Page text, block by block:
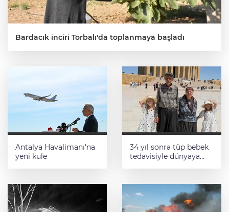
Bardacık inciri Torbalı'da toplanmaya başladı
Antalya Havalimanı'na
yeni kule
34 yıl sonra tüp bebek
tedavisiyle dünyaya
ettiler